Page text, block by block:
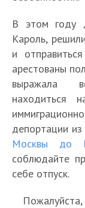
В этом году
Кароль,
и
арестованы
выражала
находиться
депортации
Москвы до
соблюдайте
себе отпуск.
Пожалуйста,